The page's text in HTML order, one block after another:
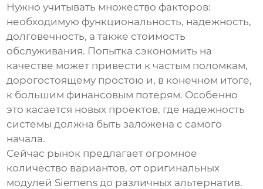
Нужно учитывать множество факторов:
необходимую функциональность, надежность,
долговечность, а также стоимость
обслуживания. Попытка сэкономить на
качестве может привести к частым поломкам,
дорогостоящему простою и, в конечном итоге,
к большим финансовым потерям. Особенно
это касается новых проектов, где надежность
системы должна быть заложена с самого
начала.
Сейчас рынок предлагает огромное
количество вариантов, от оригинальных
модулей Siemens до различных альтернатив.